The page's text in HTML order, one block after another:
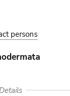
persons